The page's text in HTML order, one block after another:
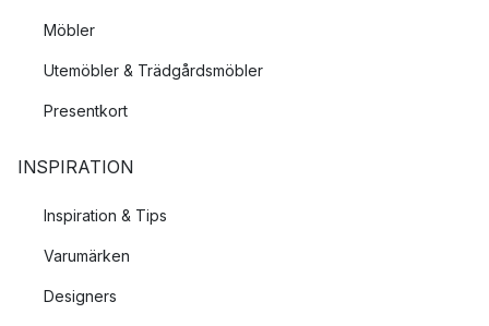
Möbler
Utemöbler & Trädgårdsmöbler
Presentkort
INSPIRATION
Inspiration & Tips
Varumärken
Designers